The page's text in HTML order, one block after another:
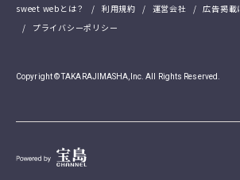
sweet webとは？ 利用規約 運営会社
広告掲載
プライバシーポリシー
Copyright © TAKARAJIMASHA,Inc. All Rights Reserved.